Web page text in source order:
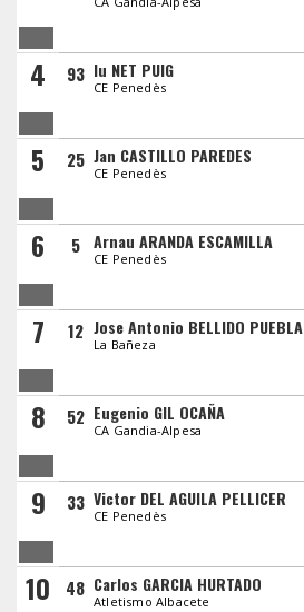
4 93 Iu NET PUIG
CE Penedès
5 25 Jan CASTILLO PAREDES
CE Penedès
6 5 Arnau ARANDA ESCAMILLA
CE Penedès
7 12 Jose Antonio BELLIDO PUEBLA
La Bañeza
8 52 Eugenio GIL OCAÑA
CA Gandia-Alpesa
9 33 Victor DEL AGUILA PELLICER
CE Penedès
10 48 Carlos GARCIA HURTADO
Atletismo Albacete